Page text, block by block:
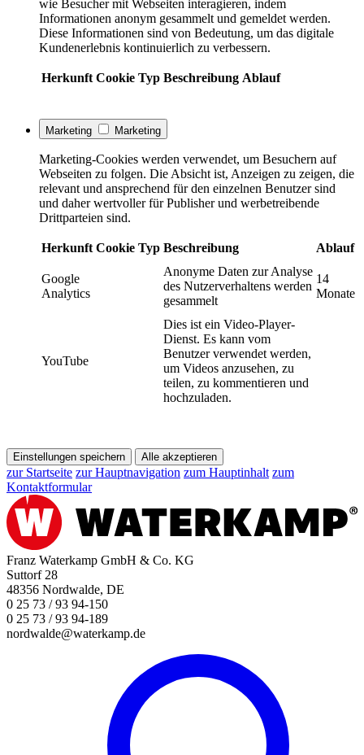
wie Besucher mit Webseiten interagieren, indem
Informationen anonym gesammelt und gemeldet werden.
Diese Informationen sind von Bedeutung, um das digitale
Kundenerlebnis kontinuierlich zu verbessern.
Herkunft Cookie Typ Beschreibung Ablauf
Marketing Marketing
Marketing-Cookies werden verwendet, um Besuchern auf
Webseiten zu folgen. Die Absicht ist, Anzeigen zu zeigen, die
relevant und ansprechend für den einzelnen Benutzer sind
und daher wertvoller für Publisher und werbetreibende
Drittparteien sind.
Herkunft Cookie Typ Beschreibung Ablauf
Google
Analytics
Anonyme Daten zur Analyse
des Nutzerverhaltens werden
gesammelt
14
Monate
YouTube
Dies ist ein Video-Player-
Dienst. Es kann vom
Benutzer verwendet werden,
um Videos anzusehen, zu
teilen, zu kommentieren und
hochzuladen.
Einstellungen speichern Alle akzeptieren
zur Startseite zur Hauptnavigation zum Hauptinhalt zum
Kontaktformular
Franz Waterkamp GmbH & Co. KG
Suttorf 28
48356 Nordwalde, DE
0 25 73 / 93 94-150
0 25 73 / 93 94-189
nordwalde@waterkamp.de